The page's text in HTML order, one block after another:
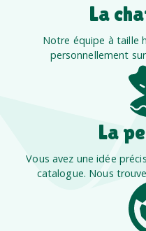
La
Notre équipe à taille
personnellement
La
Vous avez une idée
catalogue. Nous